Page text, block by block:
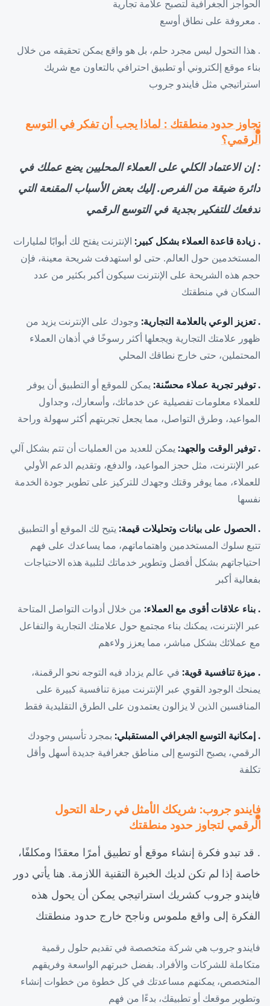
الحواجز الجغرافية لتصبح علامة تجارية
. معروفة على نطاق أوسع
. هذا التحول ليس مجرد حلم، بل هو واقع يمكن تحقيقه من خلال
بناء موقع إلكتروني أو تطبيق احترافي بالتعاون مع شريك
استراتيجي مثل فايندو جروب
تجاوز حدود منطقتك : لماذا يجب أن تفكر في التوسع
الرقمي؟
: إن الاعتماد الكلي على العملاء المحليين يضع عملك في
دائرة ضيقة من الفرص. إليك بعض الأسباب المقنعة التي
تدفعك للتفكير بجدية في التوسع الرقمي
. زيادة قاعدة العملاء بشكل كبير: الإنترنت يفتح لك أبوابًا لمليارات
المستخدمين حول العالم. حتى لو استهدفت شريحة معينة، فإن
حجم هذه الشريحة على الإنترنت سيكون أكبر بكثير من عدد
السكان في منطقتك
. تعزيز الوعي بالعلامة التجارية: وجودك على الإنترنت يزيد من
ظهور علامتك التجارية ويجعلها أكثر رسوخًا في أذهان العملاء
المحتملين، حتى خارج نطاقك المحلي
. توفير تجربة عملاء محسّنة: يمكن للموقع أو التطبيق أن يوفر
للعملاء معلومات تفصيلية عن خدماتك، وأسعارك، وجداول
المواعيد، وطرق التواصل، مما يجعل تجربتهم أكثر سهولة وراحة
. توفير الوقت والجهد: يمكن للعديد من العمليات أن تتم بشكل آلي
عبر الإنترنت، مثل حجز المواعيد، والدفع، وتقديم الدعم الأولي
للعملاء، مما يوفر وقتك وجهدك للتركيز على تطوير جودة الخدمة
نفسها
. الحصول على بيانات وتحليلات قيمة: يتيح لك الموقع أو التطبيق
تتبع سلوك المستخدمين واهتماماتهم، مما يساعدك على فهم
احتياجاتهم بشكل أفضل وتطوير خدماتك لتلبية هذه الاحتياجات
بفعالية أكبر
. بناء علاقات أقوى مع العملاء: من خلال أدوات التواصل المتاحة
عبر الإنترنت، يمكنك بناء مجتمع حول علامتك التجارية والتفاعل
مع عملائك بشكل مباشر، مما يعزز ولاءهم
. ميزة تنافسية قوية: في عالم يزداد فيه التوجه نحو الرقمنة،
يمنحك الوجود القوي عبر الإنترنت ميزة تنافسية كبيرة على
المنافسين الذين لا يزالون يعتمدون على الطرق التقليدية فقط
. إمكانية التوسع الجغرافي المستقبلي: بمجرد تأسيس وجودك
الرقمي، يصبح التوسع إلى مناطق جغرافية جديدة أسهل وأقل
تكلفة
فايندو جروب: شريكك الأمثل في رحلة التحول
الرقمي لتجاوز حدود منطقتك
. قد تبدو فكرة إنشاء موقع أو تطبيق أمرًا معقدًا ومكلفًا،
خاصة إذا لم تكن لديك الخبرة التقنية اللازمة. هنا يأتي دور
فايندو جروب كشريك استراتيجي يمكن أن يحول هذه
الفكرة إلى واقع ملموس وناجح خارج حدود منطقتك
فايندو جروب هي شركة متخصصة في تقديم حلول رقمية
متكاملة للشركات والأفراد. بفضل خبرتهم الواسعة وفريقهم
المتخصص، يمكنهم مساعدتك في كل خطوة من خطوات إنشاء
وتطوير موقعك أو تطبيقك، بدءًا من فهم